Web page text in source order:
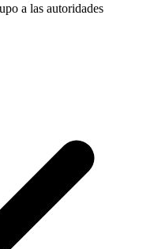
a las autoridades